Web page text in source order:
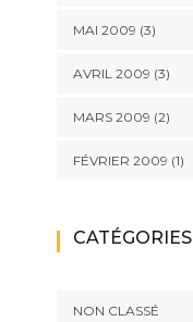
MAI 2009 (3)
AVRIL 2009 (3)
MARS 2009 (2)
FÉVRIER 2009 (1)
CATÉGORIES
NON CLASSÉ